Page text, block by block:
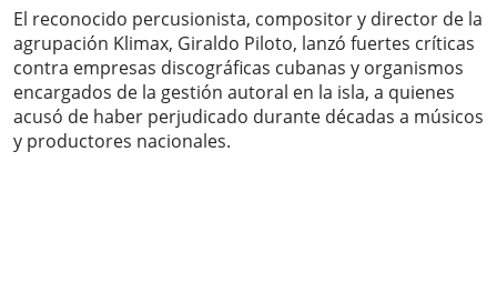
El reconocido percusionista, compositor y director de la
agrupación Klimax, Giraldo Piloto, lanzó fuertes críticas
contra empresas discográficas cubanas y organismos
encargados de la gestión autoral en la isla, a quienes
acusó de haber perjudicado durante décadas a músicos
y productores nacionales.